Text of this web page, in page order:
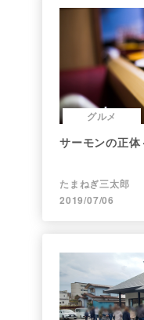
グルメ
サーモンの正
たまねぎ三太郎
2019/07/06